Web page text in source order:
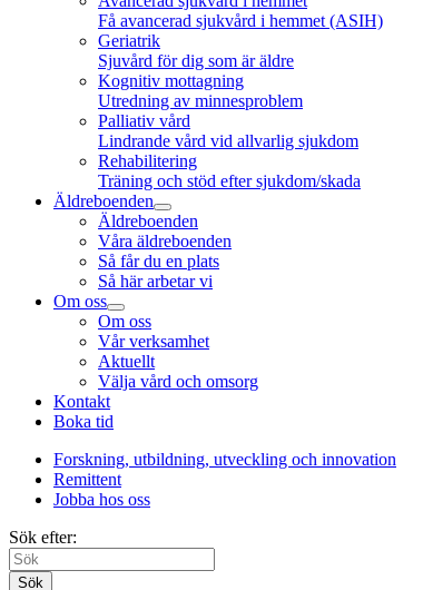
Få avancerad sjukvård i hemmet (ASIH)
Geriatrik
Sjuvård för dig som är äldre
Kognitiv mottagning
Utredning av minnesproblem
Palliativ vård
Lindrande vård vid allvarlig sjukdom
Rehabilitering
Träning och stöd efter sjukdom/skada
Äldreboenden
Äldreboenden
Våra äldreboenden
Så får du en plats
Så här arbetar vi
Om oss
Om oss
Vår verksamhet
Aktuellt
Välja vård och omsorg
Kontakt
Boka tid
Forskning, utbildning, utveckling och innovation
Remittent
Jobba hos oss
Sök efter:
Sök